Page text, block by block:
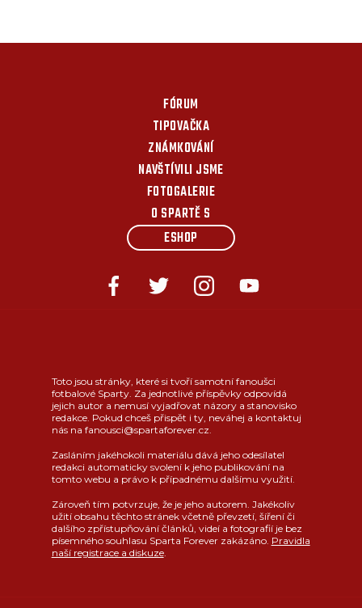
FÓRUM
TIPOVAČKA
ZNÁMKOVÁNÍ
NAVŠTÍVILI JSME
FOTOGALERIE
O SPARTĚ S
ESHOP
Toto jsou stránky, které si tvoří samotní fanoušci
fotbalové Sparty. Za jednotlivé příspěvky odpovídá
jejich autor a nemusí vyjadřovat názory a stanovisko
redakce. Pokud chceš přispět i ty, neváhej a kontaktuj
nás na fanousci@spartaforever.cz.
Zasláním jakéhokoli materiálu dává jeho odesílatel
redakci automaticky svolení k jeho publikování na
tomto webu a právo k případnému dalšímu využití.
Zároveň tím potvrzuje, že je jeho autorem. Jakékoliv
užití obsahu těchto stránek včetně převzetí, šíření či
dalšího zpřístupňování článků, videí a fotografií je bez
písemného souhlasu Sparta Forever zakázáno. Pravidla
naší registrace a diskuze.